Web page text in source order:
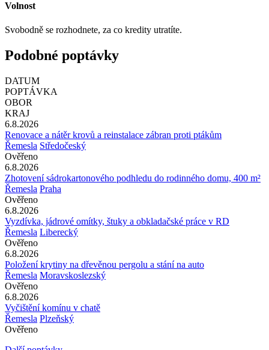
Volnost
Svobodně se rozhodnete, za co kredity utratíte.
Podobné poptávky
DATUM
POPTÁVKA
OBOR
KRAJ
6.8.2026
Renovace a nátěr krovů a reinstalace zábran proti ptákům
Řemesla Středočeský
Ověřeno
6.8.2026
Zhotovení sádrokartonového podhledu do rodinného domu, 400 m²
Řemesla Praha
Ověřeno
6.8.2026
Vyzdívka, jádrové omítky, štuky a obkladačské práce v RD
Řemesla Liberecký
Ověřeno
6.8.2026
Položení krytiny na dřevěnou pergolu a stání na auto
Řemesla Moravskoslezský
Ověřeno
6.8.2026
Vyčištění komínu v chatě
Řemesla Plzeňský
Ověřeno